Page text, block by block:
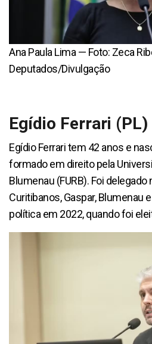
Ana Paula Lima — Foto: Zeca
Deputados/Divulgação
Egídio Ferrari (PL)
Egídio Ferrari tem 42 anos e
formado em direito pela
Blumenau (FURB). Foi
Curitibanos, Gaspar, Blumenau
política em 2022, quando foi